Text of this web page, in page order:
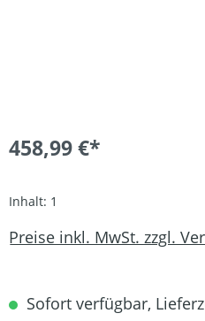
458,99 €*
Inhalt: 1
Preise inkl. MwSt. zzgl.
Sofort verfügbar,